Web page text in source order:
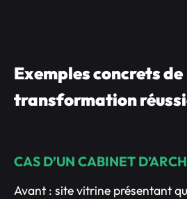
Exemples concrets de
transformation
CAS D’UN CABINET
Avant : site vitrine présentant